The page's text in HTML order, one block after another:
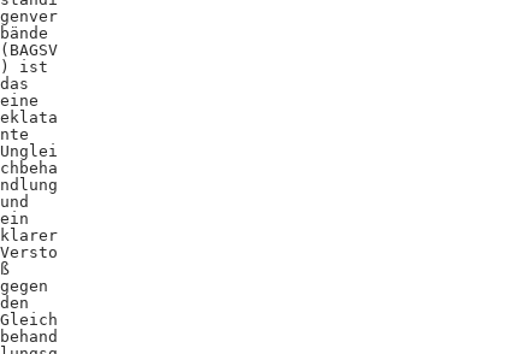
genver
bände
(BAGSV
) ist
das
eine
eklata
nte
Unglei
chbeha
ndlung
und
ein
klarer
Versto
ß
gegen
den
Gleich
behand